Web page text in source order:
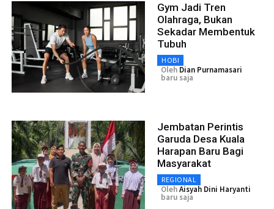
Gym Jadi Tren
Olahraga, Bukan
Sekadar Membentuk
Tubuh
HOBI
Oleh Dian Purnamasari
baru saja
Jembatan Perintis
Garuda Desa Kuala
Harapan Baru Bagi
Masyarakat
REGIONAL
OlehAisyah Dini Haryanti
baru saja